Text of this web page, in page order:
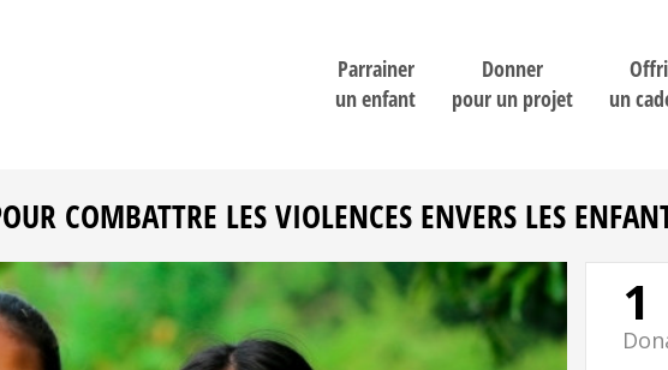
Parrainer
un enfant
Donner
pour un projet
un
COMBATTRE LES VIOLENCES ENVERS LES
1